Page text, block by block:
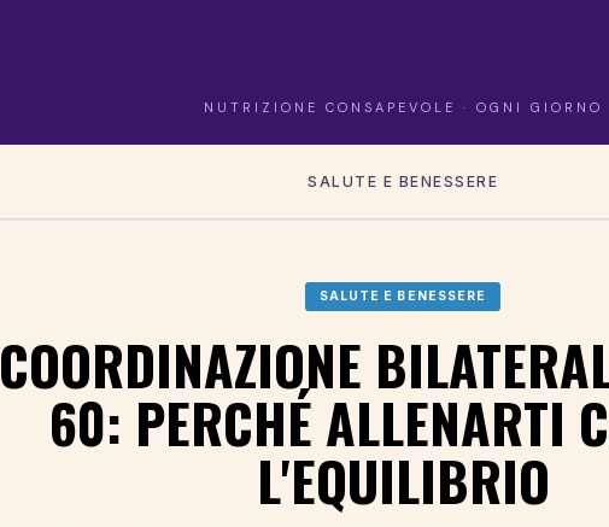
NUTRIZIONE CONSAPEVOLE · OGNI GIORNO
SALUTE E BENESSERE
SALUTE E BENESSERE
COORDINAZIONE
60: PERCHÉ ALLENARTI
L'EQUILIBRIO